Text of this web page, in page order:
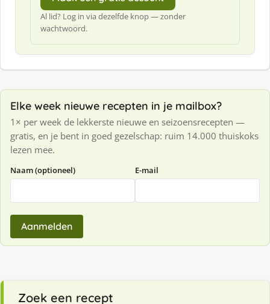
Al lid? Log in via dezelfde knop — zonder
wachtwoord.
Elke week nieuwe recepten in je mailbox?
1× per week de lekkerste nieuwe en seizoensrecepten —
gratis, en je bent in goed gezelschap: ruim 14.000 thuiskoks
lezen mee.
Naam (optioneel) E-mail
Aanmelden
Zoek een recept